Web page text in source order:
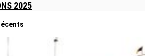
2025